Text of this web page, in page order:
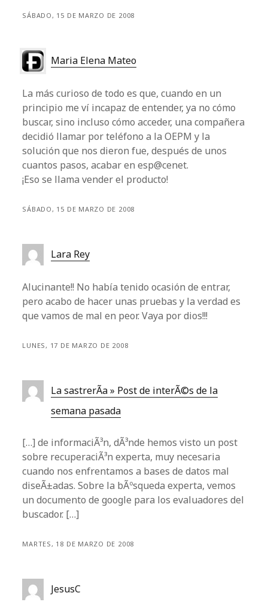
SÁBADO, 15 DE MARZO DE 2008
Maria Elena Mateo
La más curioso de todo es que, cuando en un
principio me ví incapaz de entender, ya no cómo
buscar, sino incluso cómo acceder, una compañera
decidió llamar por teléfono a la OEPM y la
solución que nos dieron fue, después de unos
cuantos pasos, acabar en esp@cenet.
¡Eso se llama vender el producto!
SÁBADO, 15 DE MARZO DE 2008
Lara Rey
Alucinante!! No había tenido ocasión de entrar,
pero acabo de hacer unas pruebas y la verdad es
que vamos de mal en peor. Vaya por dios!!!
LUNES, 17 DE MARZO DE 2008
La sastrerÃ­a » Post de interÃ©s de la
semana pasada
[…] de informaciÃ³n, dÃ³nde hemos visto un post
sobre recuperaciÃ³n experta, muy necesaria
cuando nos enfrentamos a bases de datos mal
diseÃ±adas. Sobre la bÃºsqueda experta, vemos
un documento de google para los evaluadores del
buscador. […]
MARTES, 18 DE MARZO DE 2008
JesusC